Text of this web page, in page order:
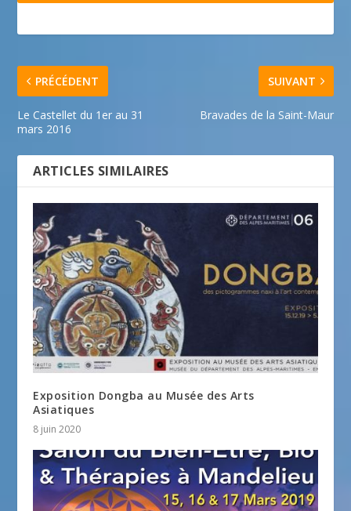
PRÉCÉDENT
Le Castellet du 1er au 31
mars 2016
SUIVANT
Bravades de la Saint-Maur
ARTICLES SIMILAIRES
Exposition Dongba au Musée des Arts
Asiatiques
8 juin 2020